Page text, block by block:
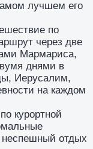
лучшем его
по
через две
Мармариса,
днями в
Иерусалим,
на каждом
курортной
неспешный отдых